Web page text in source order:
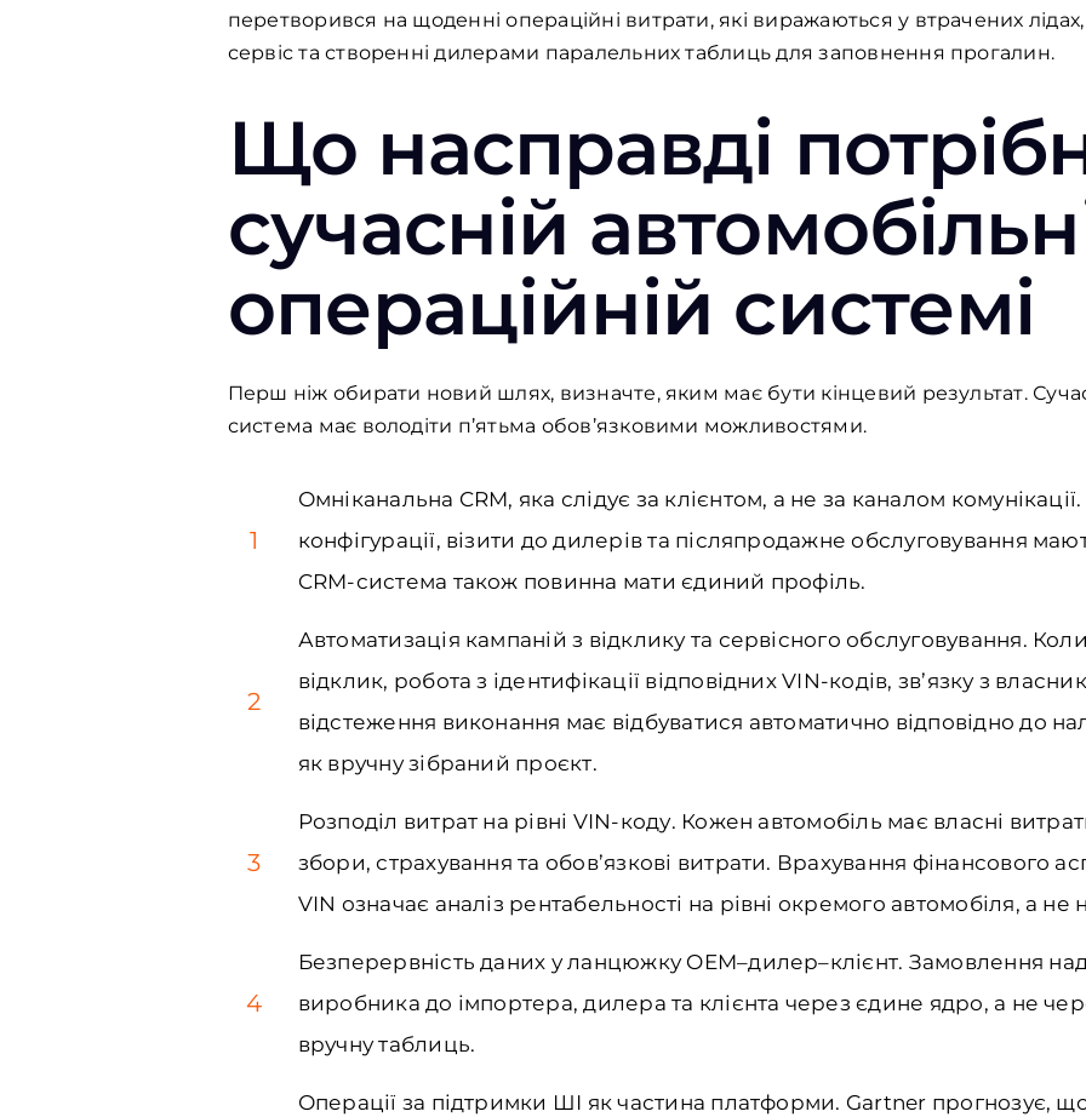
перетворився на щоденні операційні витрати, які виражаються у втрачених
сервіс та створенні дилерами паралельних таблиць для заповнення прогалин.
Що насправді
сучасній
операційній системі
Перш ніж обирати новий шлях, визначте, яким має бути кінцевий результат.
система має володіти п’ятьма обов’язковими можливостями.
1
Омніканальна CRM, яка слідує за клієнтом, а не за каналом
конфігурації, візити до дилерів та післяпродажне обслуговування
CRM-система також повинна мати єдиний профіль.
2
Автоматизація кампаній з відклику та сервісного обслуговування.
відклик, робота з ідентифікації відповідних VIN-кодів, зв’язку з
відстеження виконання має відбуватися автоматично відповідно до
як вручну зібраний проєкт.
3
Розподіл витрат на рівні VIN-коду. Кожен автомобіль має власні
збори, страхування та обов’язкові витрати. Врахування фінансового
VIN означає аналіз рентабельності на рівні окремого автомобіля, а не
4
Безперервність даних у ланцюжку OEM–дилер–клієнт. Замовлення
виробника до імпортера, дилера та клієнта через єдине ядро, а не
вручну таблиць.
Операції за підтримки ШІ як частина платформи. Gartner прогнозує,